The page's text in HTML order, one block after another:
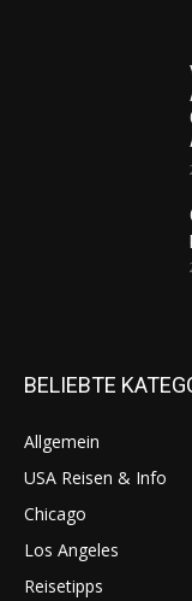
BELIEBTE
Allgemein
USA Reisen & Info
Chicago
Los Angeles
Reisetipps